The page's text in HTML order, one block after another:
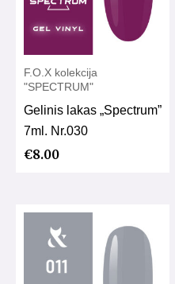
F.O.X kolekcija
"SPECTRUM"
Gelinis lakas „Spectrum”
7ml. Nr.030
€8.00